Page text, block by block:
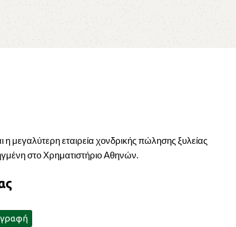
μεγαλύτερη εταιρεία χονδρικής πώλησης ξυλείας
στο Χρηματιστήριο Αθηνών.